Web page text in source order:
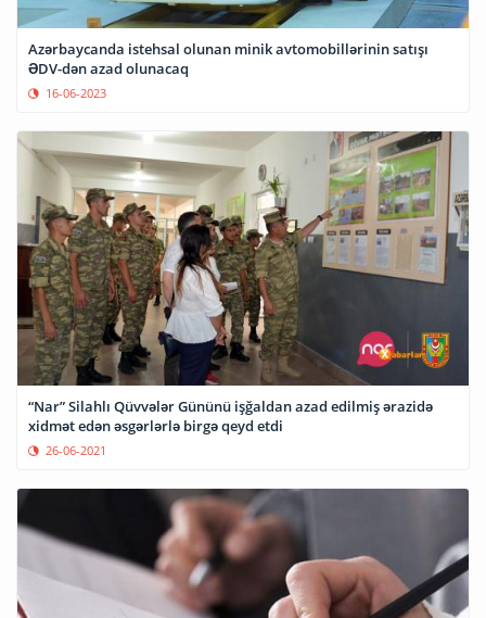
Azərbaycanda istehsal olunan minik avtomobillərinin satışı
ƏDV-dən azad olunacaq
16-06-2023
“Nar” Silahlı Qüvvələr Gününü işğaldan azad edilmiş ərazidə
xidmət edən əsgərlərlə birgə qeyd etdi
26-06-2021